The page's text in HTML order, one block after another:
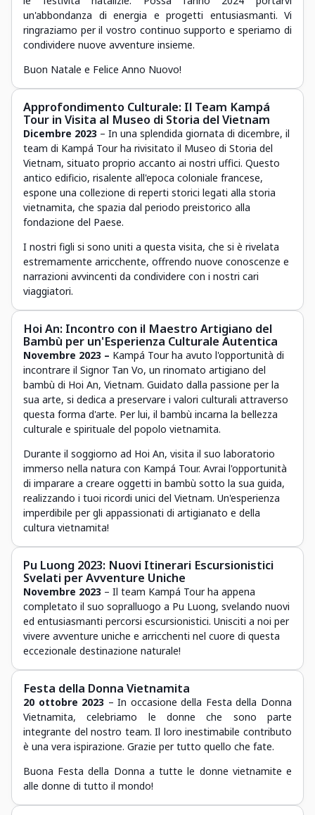
un'abbondanza di energia e progetti entusiasmanti. Vi
ringraziamo per il vostro continuo supporto e speriamo di
condividere nuove avventure insieme.
Buon Natale e Felice Anno Nuovo!
Approfondimento Culturale: Il Team Kampá
Tour in Visita al Museo di Storia del Vietnam
Dicembre 2023 – In una splendida giornata di dicembre, il
team di Kampá Tour ha rivisitato il Museo di Storia del
Vietnam, situato proprio accanto ai nostri uffici. Questo
antico edificio, risalente all'epoca coloniale francese,
espone una collezione di reperti storici legati alla storia
vietnamita, che spazia dal periodo preistorico alla
fondazione del Paese.
I nostri figli si sono uniti a questa visita, che si è rivelata
estremamente arricchente, offrendo nuove conoscenze e
narrazioni avvincenti da condividere con i nostri cari
viaggiatori.
Hoi An: Incontro con il Maestro Artigiano del
Bambù per un'Esperienza Culturale Autentica
Novembre 2023 – Kampá Tour ha avuto l'opportunità di
incontrare il Signor Tan Vo, un rinomato artigiano del
bambù di Hoi An, Vietnam. Guidato dalla passione per la
sua arte, si dedica a preservare i valori culturali attraverso
questa forma d'arte. Per lui, il bambù incarna la bellezza
culturale e spirituale del popolo vietnamita.
Durante il soggiorno ad Hoi An, visita il suo laboratorio
immerso nella natura con Kampá Tour. Avrai l'opportunità
di imparare a creare oggetti in bambù sotto la sua guida,
realizzando i tuoi ricordi unici del Vietnam. Un'esperienza
imperdibile per gli appassionati di artigianato e della
cultura vietnamita!
Pu Luong 2023: Nuovi Itinerari Escursionistici
Svelati per Avventure Uniche
Novembre 2023 – Il team Kampá Tour ha appena
completato il suo sopralluogo a Pu Luong, svelando nuovi
ed entusiasmanti percorsi escursionistici. Unisciti a noi per
vivere avventure uniche e arricchenti nel cuore di questa
eccezionale destinazione naturale!
Festa della Donna Vietnamita
20 ottobre 2023 – In occasione della Festa della Donna
Vietnamita, celebriamo le donne che sono parte
integrante del nostro team. Il loro inestimabile contributo
è una vera ispirazione. Grazie per tutto quello che fate.
Buona Festa della Donna a tutte le donne vietnamite e
alle donne di tutto il mondo!